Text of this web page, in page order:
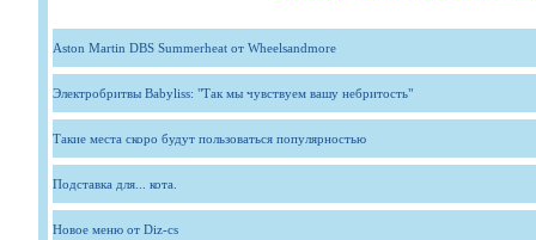
Aston Martin DBS Summerheat от Wheelsandmore
Электробритвы Babyliss: "Так мы чувствуем вашу небритость"
Такие места скоро будут пользоваться популярностью
Подставка для... кота.
Новое меню от Diz-cs